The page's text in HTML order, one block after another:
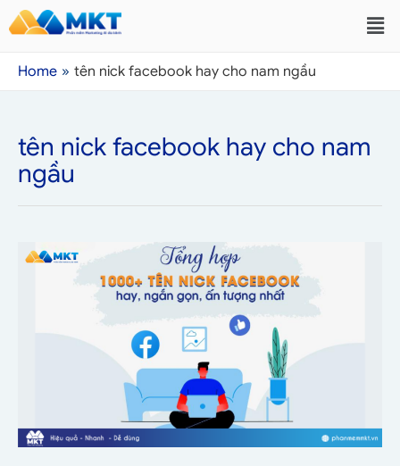
Home tên nick facebook hay cho nam ngầu
tên nick facebook hay cho nam
ngầu